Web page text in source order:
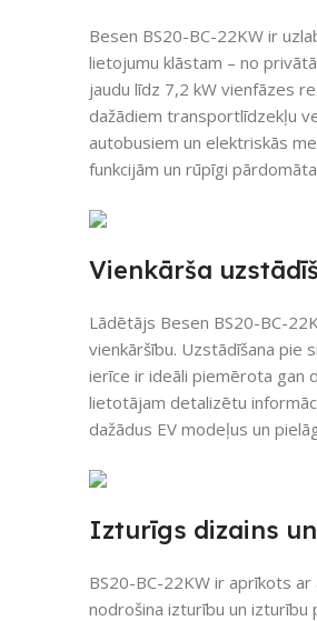
Besen BS20-BC-22KW ir
lietojumu klāstam – no
jaudu līdz 7,2 kW vienfāzes
dažādiem transportlīdzekļu
autobusiem un elektriskās
funkcijām un rūpīgi
Vienkārša
Lādētājs Besen BS20-BC-
vienkāršību. Uzstādīšana pie
ierīce ir ideāli piemērota gan
lietotājam detalizētu
dažādus EV modeļus un
Izturīgs dizains
BS20-BC-22KW ir aprīkots
nodrošina izturību un